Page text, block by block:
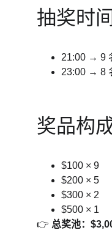
抽奖时
21:00 → 9
23:00 → 8
奖品构
$100 × 9
$200 × 5
$300 × 2
$500 × 1
👉 总奖池：